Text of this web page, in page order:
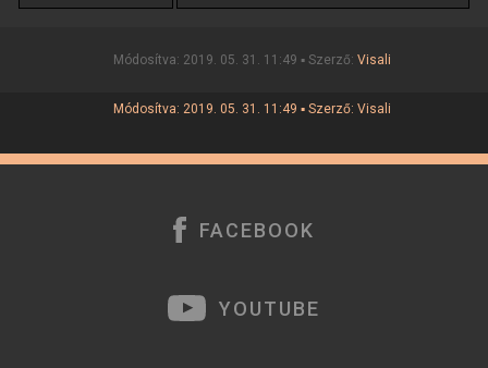
Módosítva: 2019. 05. 31. 11:49 ▪ Szerző: Visali
Módosítva: 2019. 05. 31. 11:49 ▪ Szerző: Visali
FACEBOOK
YOUTUBE